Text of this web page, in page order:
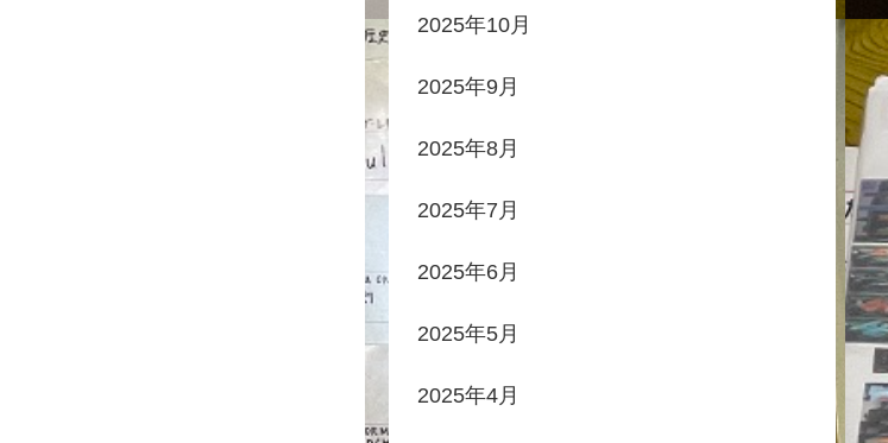
2025年10月
2025年9月
2025年8月
2025年7月
2025年6月
2025年5月
2025年4月